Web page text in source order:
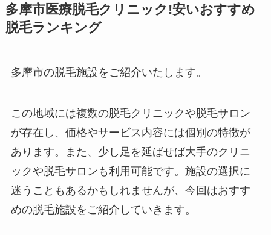
多摩市医療脱毛クリニック!安いおすすめ
脱毛ランキング
多摩市の脱毛施設をご紹介いたします。
この地域には複数の脱毛クリニックや脱毛サロン
が存在し、価格やサービス内容には個別の特徴が
あります。また、少し足を延ばせば大手のクリニ
ックや脱毛サロンも利用可能です。施設の選択に
迷うこともあるかもしれませんが、今回はおすす
めの脱毛施設をご紹介していきます。